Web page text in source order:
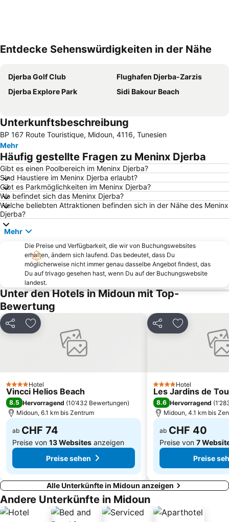
Entdecke Sehenswürdigkeiten in der Nähe
Djerba Golf Club
Flughafen Djerba-Zarzis
Djerba Explore Park
Sidi Bakour Beach
Unterkunftsbeschreibung
BP 167 Route Touristique, Midoun, 4116, Tunesien
Mehr
Häufig gestellte Fragen zu Meninx Djerba
Gibt es einen Poolbereich im Meninx Djerba?
Sind Haustiere im Meninx Djerba erlaubt?
Gibt es Parkmöglichkeiten im Meninx Djerba?
Wo befindet sich das Meninx Djerba?
Welche beliebten Attraktionen befinden sich in der Nähe des Meninx
Djerba?
Mehr
Die Preise und Verfügbarkeit, die wir von Buchungswebsites
erhalten, ändern sich laufend. Das bedeutet, dass Du
möglicherweise nicht immer genau dasselbe Angebot findest, das
Du auf trivago gesehen hast, wenn Du auf der Buchungswebsite
landest.
Unter den Hotels in Midoun mit Top-
Bewertung
Teilen Zu Favoriten hinzufügen
4 SterneHotel
Vincci Helios Beach
8.5 Hervorragend (10’432 Bewertungen)
Midoun, 6.1 km bis Zentrum
ab CHF 74
Preise von 13 Websites anzeigen
Preise sehen
Teilen Zu Favoriten
4 SterneHotel
Les Jardins de
8.6 Hervorragend (
Midoun, 4.1 km bis
ab CHF 40
Preise von 7
Preise
Alle Unterkünfte in Midoun anzeigen
Andere Unterkünfte in Midoun